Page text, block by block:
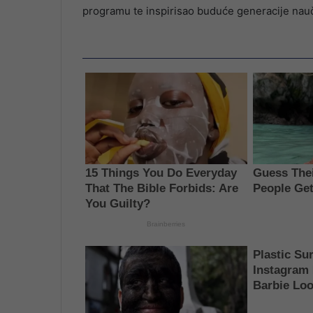
programu te inspirisao buduće generacije